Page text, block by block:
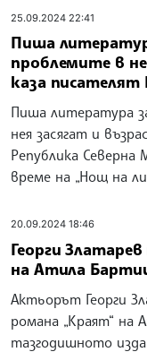
25.09.2024 22:41
Пиша
проблемите в
каза писателят
Пиша литература
нея засягат и
Република Северна
време на „Нощ на
20.09.2024 18:46
Георги
на Атила
Актьорът Георги
романа „Краят“
тазгодишното